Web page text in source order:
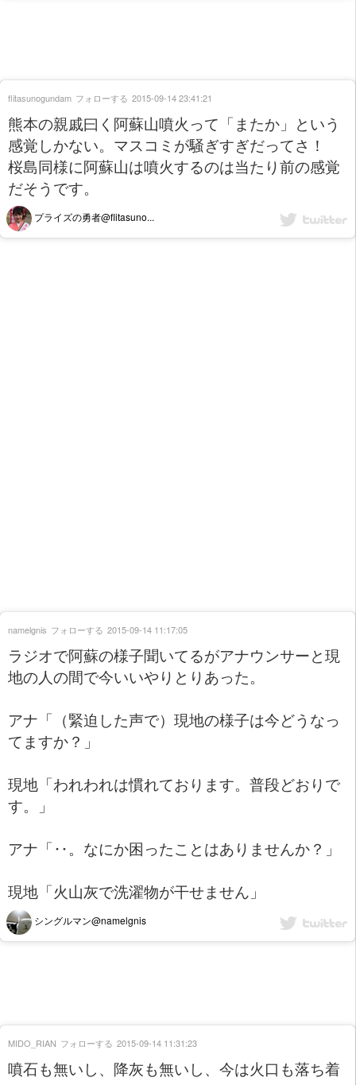
熊本の親戚曰く阿蘇山噴火って「またか」という
感覚しかない。マスコミが騒ぎすぎだってさ！
桜島同様に阿蘇山は噴火するのは当たり前の感覚
だそうです。
プライズの勇者@flitasuno...
flitasunogundam フォローする 2015-09-14 23:41:21
ラジオで阿蘇の様子聞いてるがアナウンサーと現
地の人の間で今いいやりとりあった。
アナ「（緊迫した声で）現地の様子は今どうなっ
てますか？」
現地「われわれは慣れております。普段どおりで
す。」
アナ「‥。なにか困ったことはありませんか？」
現地「火山灰で洗濯物が干せません」
シングルマン@namelgnis
namelgnis フォローする 2015-09-14 11:17:05
噴石も無いし、降灰も無いし、今は火口も落ち着
MIDO_RIAN フォローする 2015-09-14 11:31:23